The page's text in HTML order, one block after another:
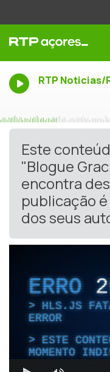
RTP Noticias/
Este
"Blogue
encontra
publicação
dos seus
ERRO
HLS.JS
ERROR
ESTE
MOMENTO